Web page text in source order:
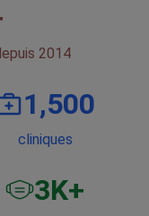
2014
1,500
cliniques
3K+